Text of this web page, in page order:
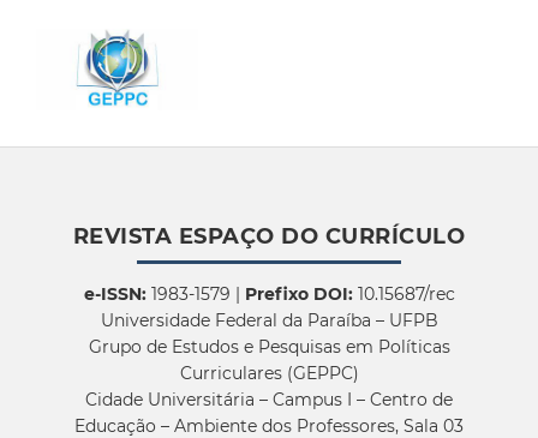
REVISTA ESPAÇO DO CURRÍCULO
e-ISSN:1983-1579 | Prefixo DOI:10.15687/rec
Universidade Federal da Paraíba – UFPB
Grupo de Estudos e Pesquisas em Políticas
Curriculares (GEPPC)
Cidade Universitária – Campus I – Centro de
Educação – Ambiente dos Professores, Sala 03